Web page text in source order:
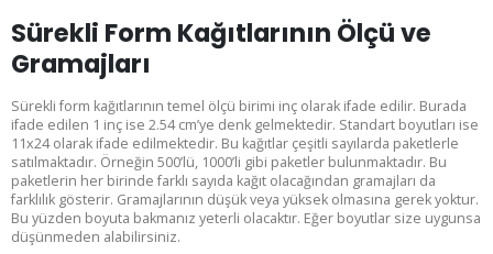
Sürekli Form Kağıtlarının Ölçü ve
Gramajları
Sürekli form kağıtlarının temel ölçü birimi inç olarak ifade edilir. Burada
ifade edilen 1 inç ise 2.54 cm’ye denk gelmektedir. Standart boyutları ise
11x24 olarak ifade edilmektedir. Bu kağıtlar çeşitli sayılarda paketlerle
satılmaktadır. Örneğin 500’lü, 1000’li gibi paketler bulunmaktadır. Bu
paketlerin her birinde farklı sayıda kağıt olacağından gramajları da
farklılık gösterir. Gramajlarının düşük veya yüksek olmasına gerek yoktur.
Bu yüzden boyuta bakmanız yeterli olacaktır. Eğer boyutlar size uygunsa
düşünmeden alabilirsiniz.